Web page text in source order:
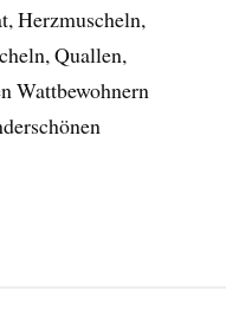
Herzmuscheln,
Quallen,
Wattbewohnern